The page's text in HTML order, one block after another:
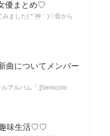
優まとめ♡
ました( *´艸｀)♡昔から
曲についてメンバー
ルアルバム「;[Semicolo…
趣味生活♡♡